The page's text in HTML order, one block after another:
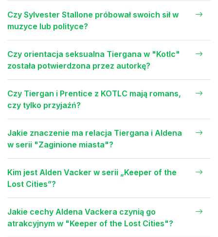
Czy Sylvester Stallone próbował swoich sił w
muzyce lub polityce?
Czy orientacja seksualna Tiergana w "Kotlc"
została potwierdzona przez autorkę?
Czy Tiergan i Prentice z KOTLC mają romans,
czy tylko przyjaźń?
Jakie znaczenie ma relacja Tiergana i Aldena
w serii "Zaginione miasta"?
Kim jest Alden Vacker w serii „Keeper of the
Lost Cities”?
Jakie cechy Aldena Vackera czynią go
atrakcyjnym w "Keeper of the Lost Cities"?